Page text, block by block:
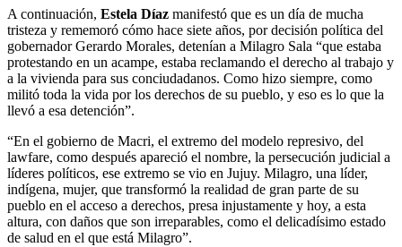
A continuación, Estela Díaz manifestó que es un día de mucha
tristeza y rememoró cómo hace siete años, por decisión política del
gobernador Gerardo Morales, detenían a Milagro Sala “que estaba
protestando en un acampe, estaba reclamando el derecho al trabajo y
a la vivienda para sus conciudadanos. Como hizo siempre, como
militó toda la vida por los derechos de su pueblo, y eso es lo que la
llevó a esa detención”.
“En el gobierno de Macri, el extremo del modelo represivo, del
lawfare, como después apareció el nombre, la persecución judicial a
líderes políticos, ese extremo se vio en Jujuy. Milagro, una líder,
indígena, mujer, que transformó la realidad de gran parte de su
pueblo en el acceso a derechos, presa injustamente y hoy, a esta
altura, con daños que son irreparables, como el delicadísimo estado
de salud en el que está Milagro”.